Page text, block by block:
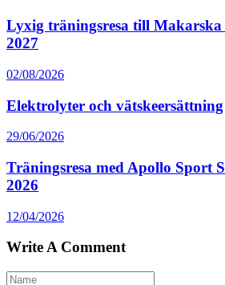
Lyxig träningsresa till
2027
02/08/2026
Elektrolyter och vätskeersättning
29/06/2026
Träningsresa med Apollo Sport
2026
12/04/2026
Write A Comment